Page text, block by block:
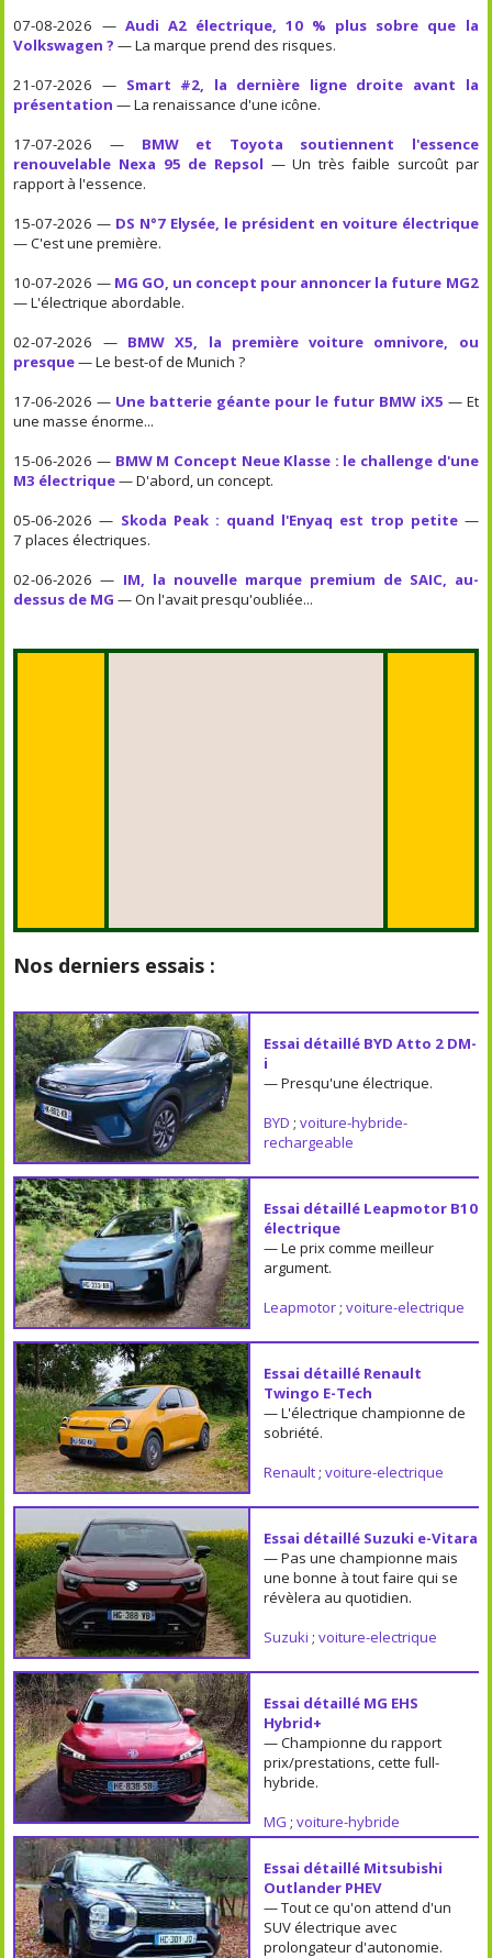
07-08-2026 — Audi A2 électrique, 10 % plus sobre que la
Volkswagen ? — La marque prend des risques.
21-07-2026 — Smart #2, la dernière ligne droite avant la
présentation — La renaissance d'une icône.
17-07-2026 — BMW et Toyota soutiennent l'essence
renouvelable Nexa 95 de Repsol — Un très faible surcoût par
rapport à l'essence.
15-07-2026 — DS N°7 Elysée, le président en voiture électrique
— C'est une première.
10-07-2026 — MG GO, un concept pour annoncer la future MG2
— L'électrique abordable.
02-07-2026 — BMW X5, la première voiture omnivore, ou
presque— Le best-of de Munich ?
17-06-2026 — Une batterie géante pour le futur BMW iX5 — Et
une masse énorme...
15-06-2026 — BMW M Concept Neue Klasse : le challenge d'une
M3 électrique— D'abord, un concept.
05-06-2026 — Skoda Peak : quand l'Enyaq est trop petite—
7 places électriques.
02-06-2026 — IM, la nouvelle marque premium de SAIC, au-
dessus de MG — On l'avait presqu'oubliée...
Nos derniers essais :
Essai détaillé BYD Atto 2 DM-
i
— Presqu'une électrique.
BYD ; voiture-hybride-
rechargeable
Essai détaillé Leapmotor B10
électrique
— Le prix comme meilleur
argument.
Leapmotor ; voiture-electrique
Essai détaillé Renault
Twingo E-Tech
— L'électrique championne de
sobriété.
Renault ; voiture-electrique
Essai détaillé Suzuki e-Vitara
— Pas une championne mais
une bonne à tout faire qui se
révèlera au quotidien.
Suzuki ; voiture-electrique
Essai détaillé MG EHS
Hybrid+
— Championne du rapport
prix/prestations, cette full-
hybride.
MG ; voiture-hybride
Essai détaillé Mitsubishi
Outlander PHEV
— Tout ce qu'on attend d'un
SUV électrique avec
prolongateur d'autonomie.